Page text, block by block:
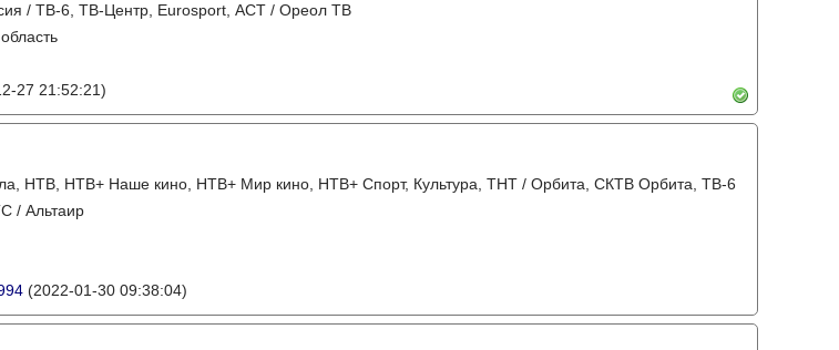
/ ТВ-6, ТВ-Центр, Eurosport, АСТ / Ореол ТВ
27 21:52:21)
НТВ, НТВ+ Наше кино, НТВ+ Мир кино, НТВ+ Спорт, Культура, ТНТ / Орбита, СКТВ Орбита, ТВ-6
/ Альтаир
(2022-01-30 09:38:04)